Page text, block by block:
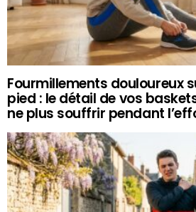
Fourmillements douloureux
pied : le détail de vos
ne plus souffrir pendant